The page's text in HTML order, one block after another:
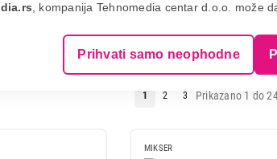
, kompanija Tehnomedia centar d.o.o. može
Prihvati samo neophodne
Prikazano 1 do
1 2 3
MIKSER